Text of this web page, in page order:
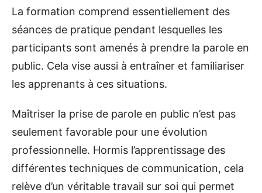
La formation comprend essentiellement des
séances de pratique pendant lesquelles les
participants sont amenés à prendre la parole en
public. Cela vise aussi à entraîner et familiariser
les apprenants à ces situations.
Maîtriser la prise de parole en public n’est pas
seulement favorable pour une évolution
professionnelle. Hormis l’apprentissage des
différentes techniques de communication, cela
relève d’un véritable travail sur soi qui permet